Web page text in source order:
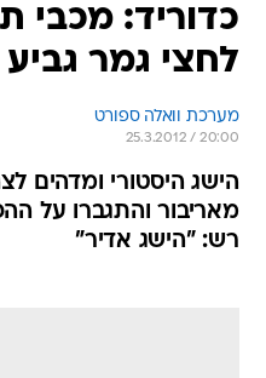
כדוריד: מכבי
לחצי גמר
מערכת וואלה ספורט
25.3.2012 / 20:00
מאריבור והתגברו על
רש: "הישג אדיר"